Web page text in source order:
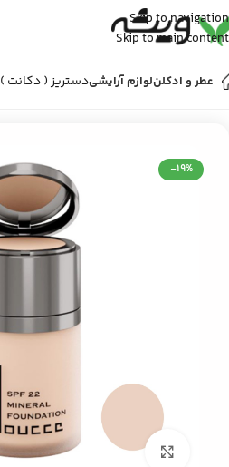
Skip to navigation
Skip to main content
عطر و ادکلنلوازم آرایشیدستریز ( دکانت )
-19%
بزرگنمایی تصویر